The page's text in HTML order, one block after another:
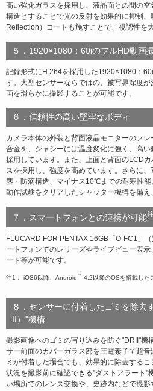
高い強化ガラスを採用し、液晶面との間の
構造とすることで光の反射を効果的に抑制
Reflection）コートも施すことで、視認性を
５．1920×1080：60iのフルHD動画
記録形式にH.264を採用した1920×1080：
す。大型センサーならではの、被写界深度
画を滑らかに撮影することが可能です。
６．信頼性の高い堅牢なボディ
カメラ本体の外装と背面液晶モニターのフ
合金を、シャシーには温度変化に強く、高
採用しています。また、上面と背面のLCD
スを採用し、強度を高めています。さらに
塵・防滴構造、マイナス10℃までの耐寒性
動作試験をクリアしたシャッター機構を備え
７．スマートフォンとの連携が可能
FLUCARD FOR PENTAX 16GB「O-FC1」
ートフォンでのレリーズやライブビュー表
ード等が可能です。
注1： iOS6以降、Android ™ 4.2以降のOSを搭載した
８．センサーに付着したゴミを除去
II）"機構
撮影画像へのゴミの写り込みを防ぐ"DRII"機
サー前面のカバーガラス部を圧電素子で超
ミが付着した場合でも、効果的に除去する
状況を撮影前に確認できる"ダストアラート"
い場所でのレンズ交換や、史跡内などで撮影